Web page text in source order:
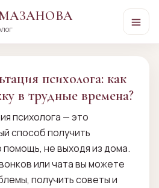
психолога: как
в трудные времена?
психолога — это
способ получить
не выходя из дома.
или чата вы можете
получить советы и